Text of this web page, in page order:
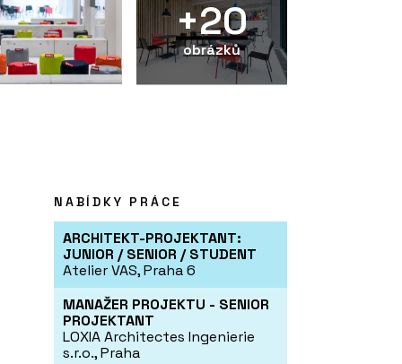
+20
obrázků
NABÍDKY PRÁCE
ARCHITEKT-PROJEKTANT:
JUNIOR / SENIOR / STUDENT
Atelier VAS, Praha 6
MANAŽER PROJEKTU - SENIOR
PROJEKTANT
LOXIA Architectes Ingenierie
s.r.o., Praha